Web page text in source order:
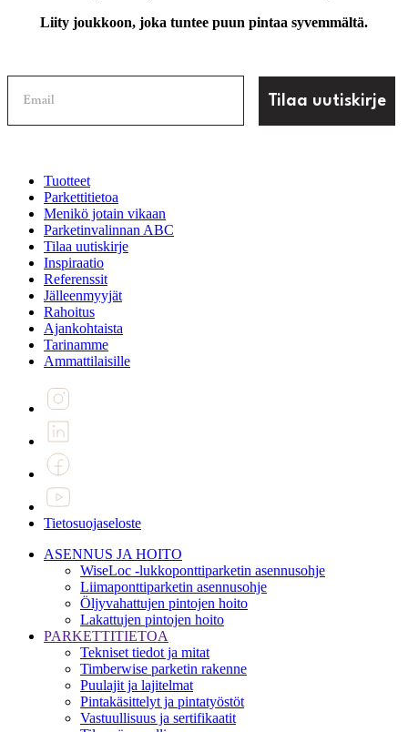
Liity joukkoon, joka tuntee puun pintaa syvemmältä.
Tilaa uutiskirje
Tuotteet
Parkettitietoa
Menikö jotain vikaan
Parketinvalinnan ABC
Tilaa uutiskirje
Inspiraatio
Referenssit
Jälleenmyyjät
Rahoitus
Ajankohtaista
Tarinamme
Ammattilaisille
Tietosuojaseloste
ASENNUS JA HOITO
WiseLoc -lukkoponttiparketin asennusohje
Liimaponttiparketin asennusohje
Öljyvahattujen pintojen hoito
Lakattujen pintojen hoito
PARKETTITIETOA
Tekniset tiedot ja mitat
Timberwise parketin rakenne
Puulajit ja lajitelmat
Pintakäsittelyt ja pintatyöstöt
Vastuullisuus ja sertifikaatit